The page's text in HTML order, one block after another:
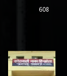
608